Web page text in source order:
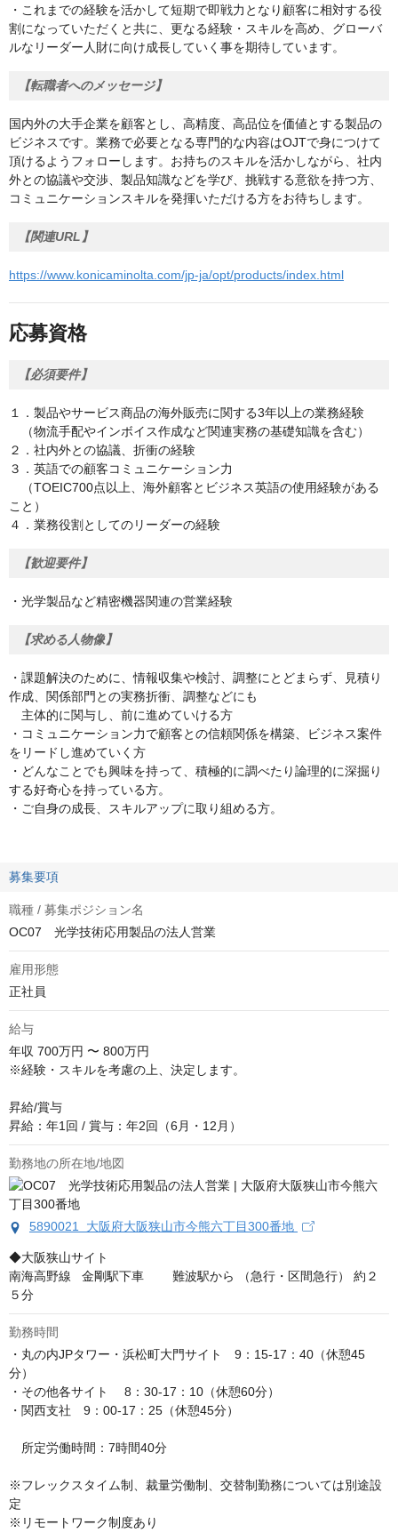
・これまでの経験を活かして短期で即戦力となり顧客に相対する役
割になっていただくと共に、更なる経験・スキルを高め、グローバ
ルなリーダー人財に向け成長していく事を期待しています。
【転職者へのメッセージ】
国内外の大手企業を顧客とし、高精度、高品位を価値とする製品の
ビジネスです。業務で必要となる専門的な内容はOJTで身につけて
頂けるようフォローします。お持ちのスキルを活かしながら、社内
外との協議や交渉、製品知識などを学び、挑戦する意欲を持つ方、
コミュニケーションスキルを発揮いただける方をお待ちします。
【関連URL】
https://www.konicaminolta.com/jp-ja/opt/products/index.html
応募資格
【必須要件】
１．製品やサービス商品の海外販売に関する3年以上の業務経験
（物流手配やインボイス作成など関連実務の基礎知識を含む）
２．社内外との協議、折衝の経験
３．英語での顧客コミュニケーション力
（TOEIC700点以上、海外顧客とビジネス英語の使用経験がある
こと）
４．業務役割としてのリーダーの経験
【歓迎要件】
・光学製品など精密機器関連の営業経験
【求める人物像】
・課題解決のために、情報収集や検討、調整にとどまらず、見積り
作成、関係部門との実務折衝、調整などにも
主体的に関与し、前に進めていける方
・コミュニケーション力で顧客との信頼関係を構築、ビジネス案件
をリードし進めていく方
・どんなことでも興味を持って、積極的に調べたり論理的に深掘り
する好奇心を持っている方。
・ご自身の成長、スキルアップに取り組める方。
募集要項
職種 / 募集ポジション名
OC07 光学技術応用製品の法人営業
雇用形態
正社員
給与
年収 700万円 〜 800万円
※経験・スキルを考慮の上、決定します。
昇給/賞与
昇給：年1回 / 賞与：年2回（6月・12月）
勤務地の所在地/地図
5890021 大阪府大阪狭山市今熊六丁目300番地
◆大阪狭山サイト
南海高野線   金剛駅下車 　　難波駅から （急行・区間急行） 約２
５分
勤務時間
・丸の内JPタワー・浜松町大門サイト　9：15-17：40（休憩45
分）
・その他各サイト 　8：30-17：10（休憩60分）
・関西支社　9：00-17：25（休憩45分）
所定労働時間：7時間40分
※フレックスタイム制、裁量労働制、交替制勤務については別途設
定
※リモートワーク制度あり